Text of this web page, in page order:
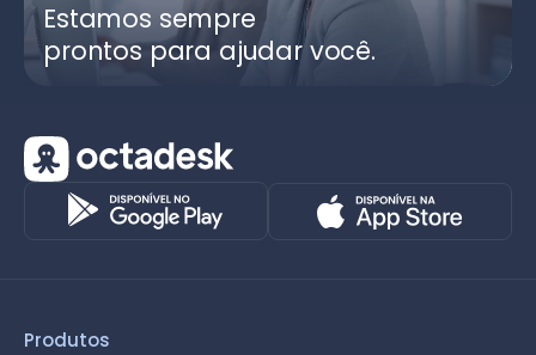
Estamos sempre
prontos para ajudar você.
Produtos